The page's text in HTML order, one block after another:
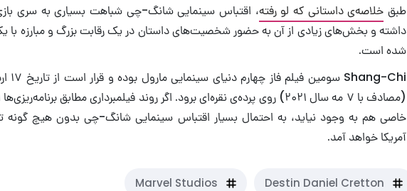
طبق خلاصه‌ی داستانی که لو رفته، اقتباس سینمایی شانگ-چی شباهت بسیاری به سری
داشته و بخش‌های زیادی از آن به حضور شخصیت‌های داستان در یک رقابت بزرگ و مبارزه با
شده است.
(مصادف با ۷ مه سال ۲۰۲۱) روی پرده‌ی نقره‌ای برود. اگر روند فیلمبرداری مطابق
خاصی هم به وجود نیاید، به احتمال بسیار اقتباس سینمایی شانگ-چی بدون هیچ گونه
آمریکا خواهد آمد.
Destin Daniel Cretton
Marvel Studios